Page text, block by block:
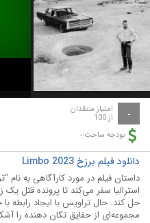
- امتیاز منتقدان
از 100
بودجه ساخت:-
دانلود فیلم برزخ Limbo 2023
داستان فیلم در مورد کارآگاهی به
استرالیا سفر می‌کند تا پرونده قتل
حل کند. حال تراویس با ایجاد رابطه
مجموعه‌ای از حقایق تکان دهنده را